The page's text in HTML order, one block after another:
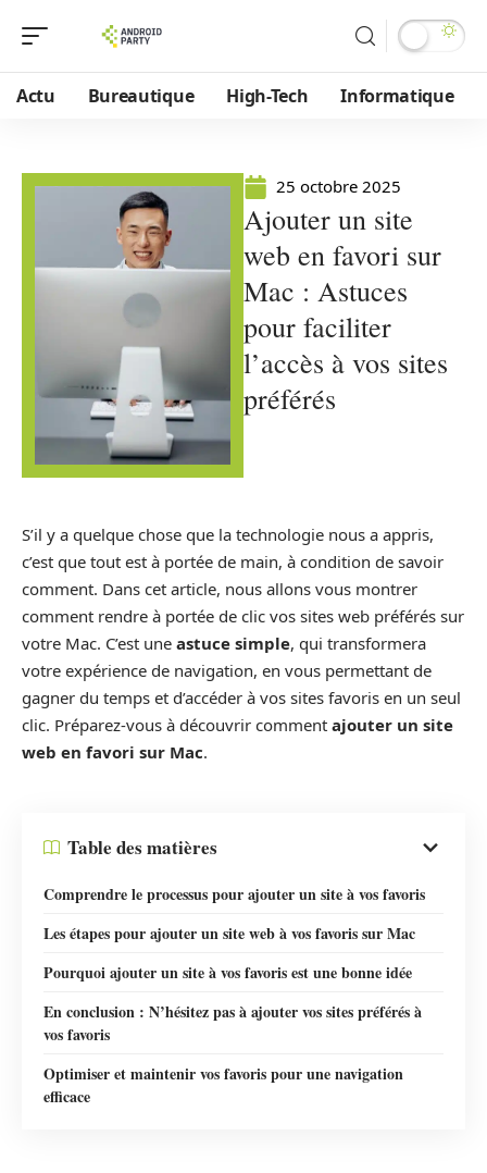
Actu Bureautique High-Tech Informatique
25 octobre 2025
Ajouter un site
web en favori sur
Mac : Astuces
pour faciliter
l’accès à vos sites
préférés
S’il y a quelque chose que la technologie nous a appris,
c’est que tout est à portée de main, à condition de savoir
comment. Dans cet article, nous allons vous montrer
comment rendre à portée de clic vos sites web préférés sur
votre Mac. C’est une astuce simple, qui transformera
votre expérience de navigation, en vous permettant de
gagner du temps et d’accéder à vos sites favoris en un seul
clic. Préparez-vous à découvrir comment ajouter un site
web en favori sur Mac.
Table des matières
Comprendre le processus pour ajouter un site à vos favoris
Les étapes pour ajouter un site web à vos favoris sur Mac
Pourquoi ajouter un site à vos favoris est une bonne idée
En conclusion : N’hésitez pas à ajouter vos sites préférés à
vos favoris
Optimiser et maintenir vos favoris pour une navigation
efficace